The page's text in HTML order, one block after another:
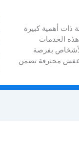
ذات أهمية كبيرة
هذه الخدمات
الأشخاص بفرصة
عفش محترفة تضمن